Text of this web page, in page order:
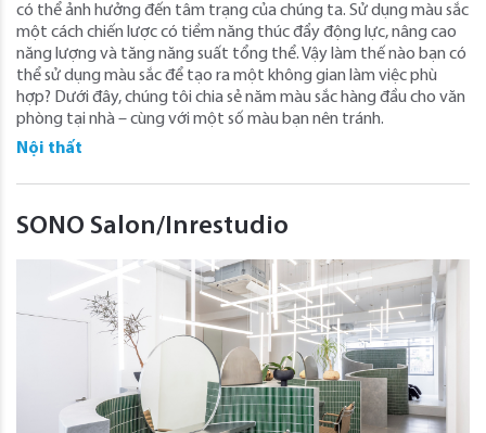
có thể ảnh hưởng đến tâm trạng của chúng ta. Sử dụng màu sắc
một cách chiến lược có tiềm năng thúc đẩy động lực, nâng cao
năng lượng và tăng năng suất tổng thể. Vậy làm thế nào bạn có
thể sử dụng màu sắc để tạo ra một không gian làm việc phù
hợp? Dưới đây, chúng tôi chia sẻ năm màu sắc hàng đầu cho văn
phòng tại nhà – cùng với một số màu bạn nên tránh.
Nội thất
SONO Salon/Inrestudio